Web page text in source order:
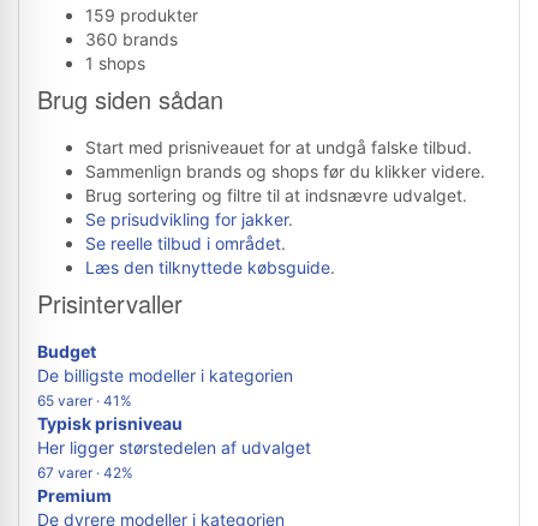
159 produkter
360 brands
1 shops
Brug siden sådan
Start med prisniveauet for at undgå falske tilbud.
Sammenlign brands og shops før du klikker videre.
Brug sortering og filtre til at indsnævre udvalget.
Se prisudvikling for jakker.
Se reelle tilbud i området.
Læs den tilknyttede købsguide.
Prisintervaller
Budget
De billigste modeller i kategorien
65 varer · 41%
Typisk prisniveau
Her ligger størstedelen af udvalget
67 varer · 42%
Premium
De dyrere modeller i kategorien